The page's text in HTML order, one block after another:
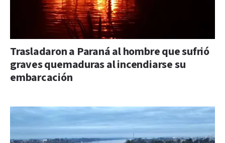
Trasladaron a Paraná al hombre que sufrió
graves quemaduras al incendiarse su
embarcación